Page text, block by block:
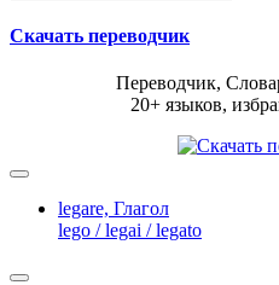
Скачать переводчик
Переводчик,
20+ языков,
legare, Глагол
lego / legai / legato